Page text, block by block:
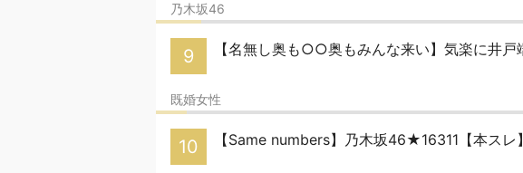
乃木坂46
9 【名無し奥も○○奥もみんな来い】気楽に井戸
既婚女性
10 【Same numbers】乃木坂46★16311【本スレ